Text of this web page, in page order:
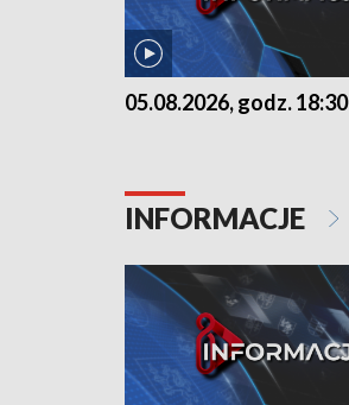
05.08.2026, godz. 18:30
INFORMACJE